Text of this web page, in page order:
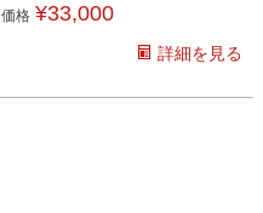
価格 ¥33,000
詳細を見る